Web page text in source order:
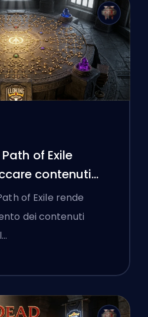
of Exile
contenuti
continua
of Exile rende
dei contenuti